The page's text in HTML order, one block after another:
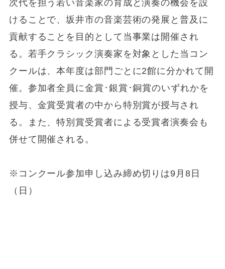
次代を担う若い音楽家の育成と演奏の機会を設
けることで、坂井市の音楽芸術の発展と普及に
貢献することを目的として当事業は開催され
る。若手クラシック演奏家を対象とした当コン
クールは、本年度は部門ごとに2館に分かれて開
催。参加者全員に金賞･銀賞･銅賞のいずれかを
授与、金賞受賞者の中から特別賞が授与され
る。また、特別賞受賞者による受賞者演奏会も
併せて開催される。
※コンクール参加申し込み締め切りは9月8日
（日）